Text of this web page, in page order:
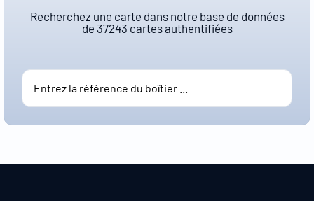
Recherchez une carte dans notre base de données
de 37243 cartes authentifiées